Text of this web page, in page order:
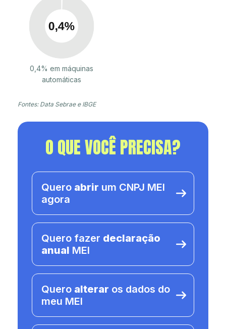
0,4% em máquinas
automáticas
Fontes: Data Sebrae e IBGE
O QUE VOCÊ PRECISA?
Quero abrir um CNPJ MEI
agora
Quero fazer declaração
anual MEI
Quero alterar os dados do
meu MEI